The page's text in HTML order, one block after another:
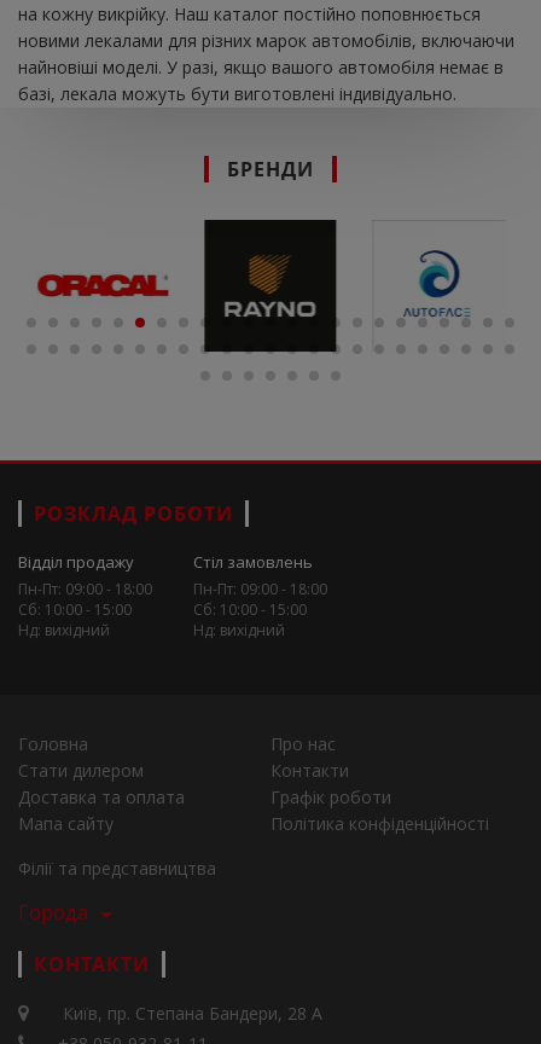
на кожну викрійку. Наш каталог постійно поповнюється
новими лекалами для різних марок автомобілів, включаючи
найновіші моделі. У разі, якщо вашого автомобіля немає в
базі, лекала можуть бути виготовлені індивідуально.
БРЕНДИ
РОЗКЛАД РОБОТИ
Відділ продажу
Пн-Пт: 09:00 - 18:00
Сб: 10:00 - 15:00
Нд: вихідний
Стіл замовлень
Пн-Пт: 09:00 - 18:00
Сб: 10:00 - 15:00
Нд: вихідний
Головна
Про нас
Стати дилером
Контакти
Доставка та оплата
Графік роботи
Мапа сайту
Політика конфіденційності
Філії та представництва
Города
КОНТАКТИ
Київ, пр. Степана Бандери, 28 А